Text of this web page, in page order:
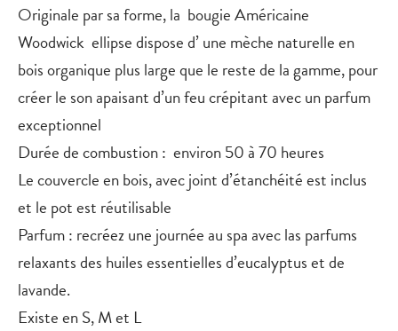
Originale par sa forme, la bougie Américaine
Woodwick ellipsedispose d’ une mèche naturelle en
bois organique plus large que le reste de la gamme, pour
créer le son apaisant d’un feu crépitant avec un parfum
exceptionnel
Durée de combustion : environ 50 à 70 heures
Le couvercle en bois, avec joint d’étanchéité est inclus
et le pot est réutilisable
Parfum: recréez une journée au spa avec las parfums
relaxants des huiles essentielles d’eucalyptus et de
lavande.
Existe en S, M et L